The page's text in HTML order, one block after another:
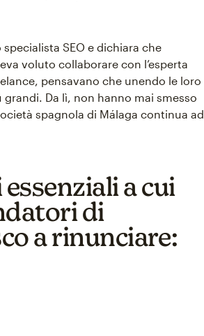
specialista SEO e dichiara che
voluto collaborare con l’esperta
pensavano che unendo le loro
Da lì, non hanno mai smesso
spagnola di Málaga continua ad
a cui
di
a rinunciare: